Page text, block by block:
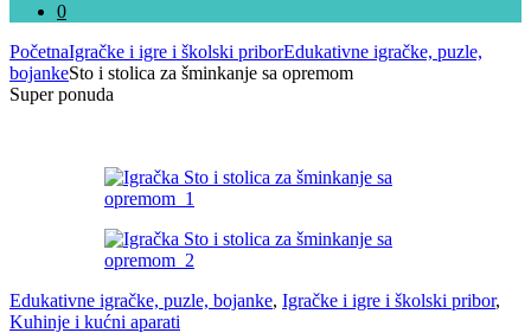
0
PočetnaIgračke i igre i školski priborEdukativne igračke, puzle,
bojankeSto i stolica za šminkanje sa opremom
Super ponuda
Edukativne igračke, puzle, bojanke, Igračke i igre i školski pribor,
Kuhinje i kućni aparati